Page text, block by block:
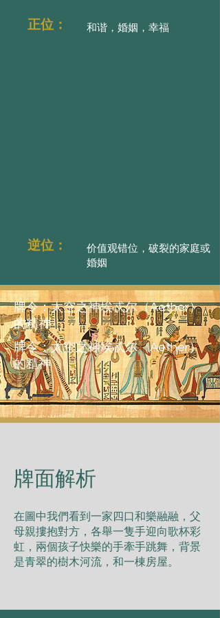
正位： 和谐，婚姻，幸福
逆位：
价值观错位，破裂的家庭或
婚姻
牌令：太空之神埃忒尔（Aether）
的精神
牌令：太空之神埃忒尔（Aether）
的精神
​牌面解析
在圖中我們看到⼀家四⼝和樂融融，⽗
⺟親摟抱對⽅，各舉⼀隻⼿迎向歌杯彩
虹，兩個孩⼦快樂的⼿牽⼿跳舞，背景
是⻘翠的樹⽊河流，和⼀棟房屋。